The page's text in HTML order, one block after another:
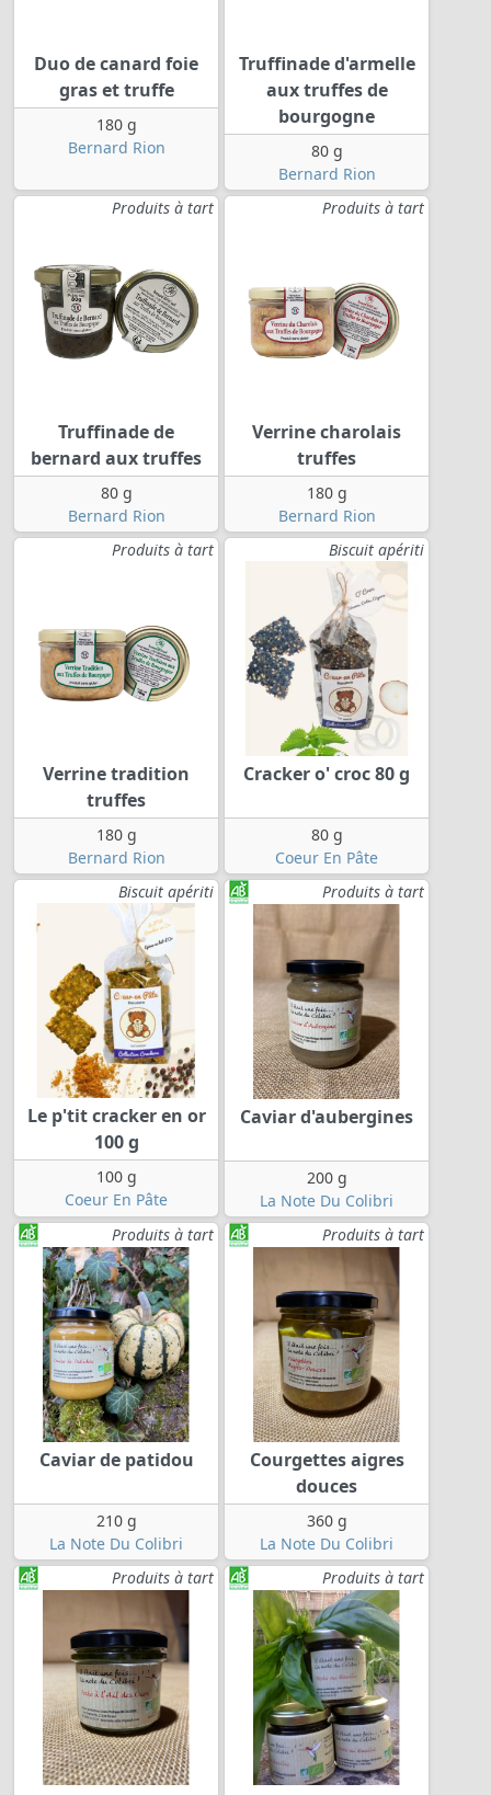
Duo de canard foie
gras et truffe
180 g
Bernard Rion
Truffinade d'armelle
aux truffes de
bourgogne
80 g
Bernard Rion
Produits à tart
Truffinade de
bernard aux truffes
80 g
Bernard Rion
Produits à tart
Verrine charolais
truffes
180 g
Bernard Rion
Produits à tart
Verrine tradition
truffes
180 g
Bernard Rion
Biscuit apériti
Cracker o' croc 80 g
80 g
Coeur En Pâte
Biscuit apériti
Le p'tit cracker en or
100 g
100 g
Coeur En Pâte
Produits à tart
Caviar d'aubergines
200 g
La Note Du Colibri
Produits à tart
Caviar de patidou
210 g
La Note Du Colibri
Produits à tart
Courgettes aigres
douces
360 g
La Note Du Colibri
Produits à tart
Produits à tart